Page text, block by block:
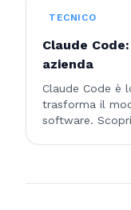
TECNICO
Claude
azienda
Claude Code è
trasforma il
software.